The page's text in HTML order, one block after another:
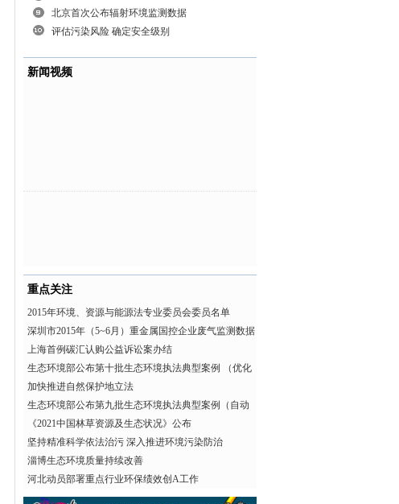
北京首次公布辐射环境监测数据
评估污染风险 确定安全级别
新闻视频
重点关注
2015年环境、资源与能源法专业委员会委员名单
深圳市2015年（5~6月）重金属国控企业废气监测数据
上海首例碳汇认购公益诉讼案办结
生态环境部公布第十批生态环境执法典型案例 （优化
执
加快推进自然保护地立法
生态环境部公布第九批生态环境执法典型案例（自动
监《2021中国林草资源及生态状况》公布
坚持精准科学依法治污 深入推进环境污染防治
淄博生态环境质量持续改善
河北动员部署重点行业环保绩效创A工作